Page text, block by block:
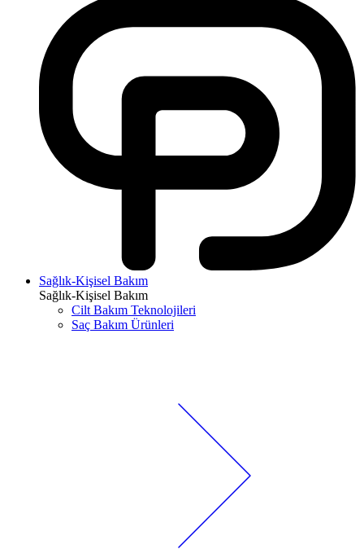
Sağlık-Kişisel Bakım
Sağlık-Kişisel Bakım
Cilt Bakım Teknolojileri
Saç Bakım Ürünleri